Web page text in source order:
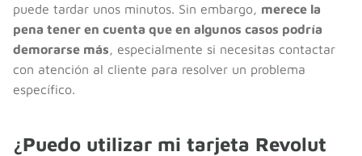
puede tardar unos minutos. Sin embargo, merece la
pena tener en cuenta que en algunos casos podría
demorarse más, especialmente si necesitas contactar
con atención al cliente para resolver un problema
específico.
¿Puedo utilizar mi tarjeta Revolut